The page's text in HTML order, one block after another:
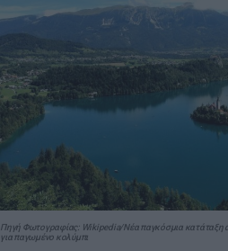
Πηγή Φωτογραφίας: Wikipedia/Νέα παγκόσμια κατάταξη
για παγωμένο κολύμπι